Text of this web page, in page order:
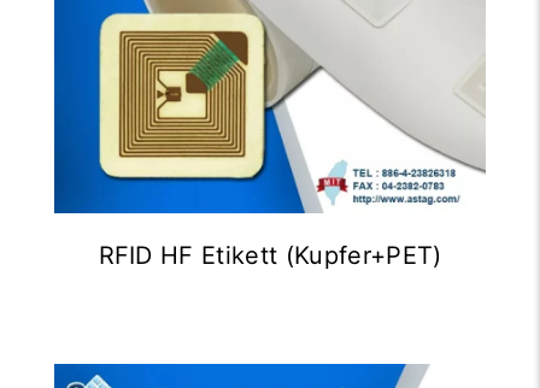
RFID HF Etikett (Kupfer+PET)